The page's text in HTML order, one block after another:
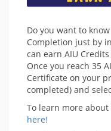
Do you want to
Completion just by
can earn AIU
Once you reach 35
Certificate on your
completed) and
To learn more
here!